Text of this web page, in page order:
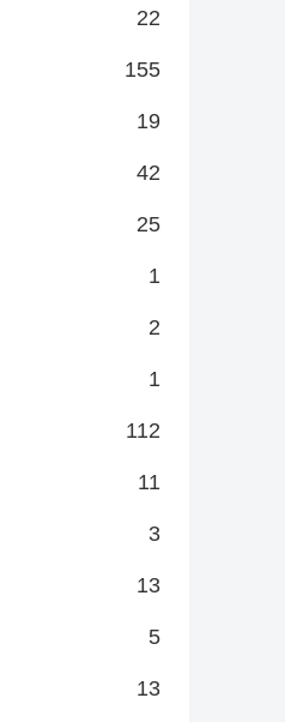
22
155
19
42
25
1
2
1
112
11
3
13
5
13